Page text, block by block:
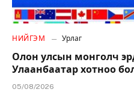
НИЙГЭМ Урлаг
Олон улсын монголч
Улаанбаатар хотноо
05/08/2026